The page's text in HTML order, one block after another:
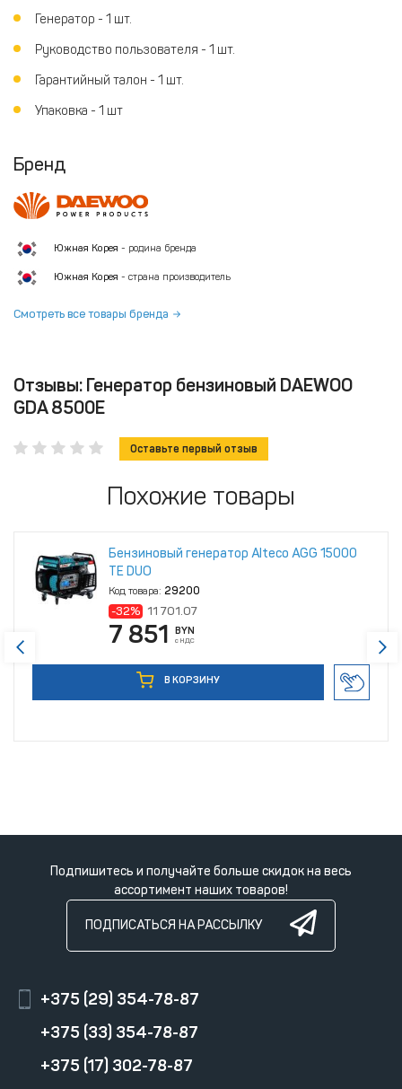
Генератор - 1 шт.
Руководство пользователя - 1 шт.
Гарантийный талон - 1 шт.
Упаковка - 1 шт
Бренд
Южная Корея - родина бренда
Южная Корея - страна производитель
Смотреть все товары бренда
Отзывы: Генератор бензиновый DAEWOO
GDA 8500E
Оставьте первый отзыв
Похожие товары
Бензиновый генератор Alteco AGG 15000
TE DUO
Код товара: 29200
-32% 11 701.07
7 851 BYN
с НДС
В КОРЗИНУ
Подпишитесь и получайте больше скидок на весь
ассортимент наших товаров!
ПОДПИСАТЬСЯ НА РАССЫЛКУ
+375 (29) 354-78-87
+375 (33) 354-78-87
+375 (17) 302-78-87